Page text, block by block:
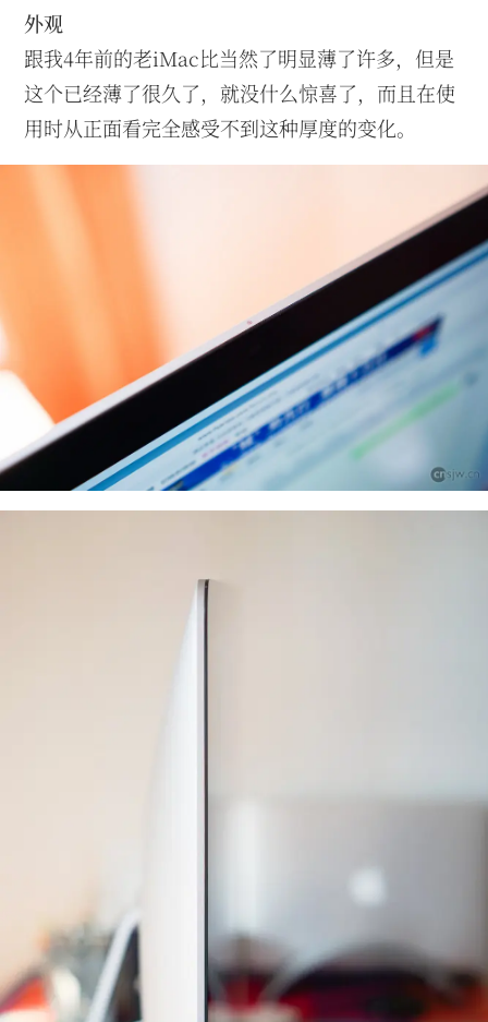
外观
跟我4年前的老iMac比当然了明显薄了许多，但是
这个已经薄了很久了，就没什么惊喜了，而且在使
用时从正面看完全感受不到这种厚度的变化。